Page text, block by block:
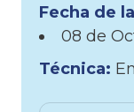
Fecha de
08 de
Técnica: